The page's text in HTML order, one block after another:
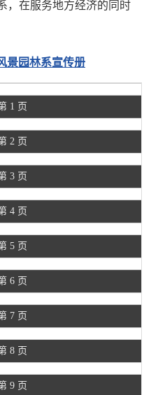
，在服务地方经济的同时
景园林系宣传册
1 页
2 页
3 页
4 页
5 页
6 页
7 页
8 页
9 页